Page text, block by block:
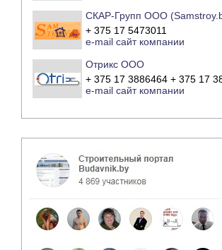
СКАР-Групп ООО
+ 375 17 5473011
e-mail сайт компании
Отрикс ООО
+ 375 17 3886464 + 375 17
e-mail сайт компании